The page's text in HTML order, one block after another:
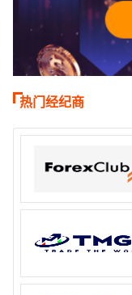
热门经纪商